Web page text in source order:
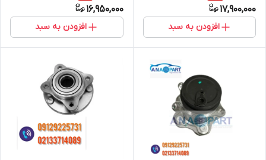
17,900,000
افزودن به سبد
16,950,000
افزودن به سبد